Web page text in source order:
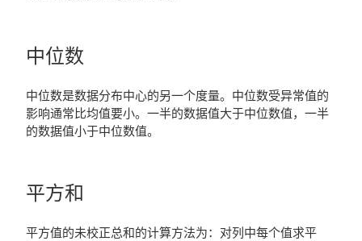
中位数
中位数是数据分布中心的另一个度量。中位数受异常值的
影响通常比均值要小。一半的数据值大于中位数值，一半
的数据值小于中位数值。
平方和
平方值的未校正总和的计算方法为：对列中每个值求平